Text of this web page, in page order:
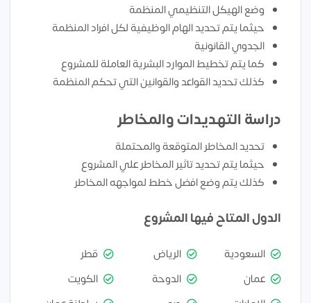
وضع الهيكل التنظيمي المنظمة
حيثما يتم تحديد الهام الوظيفية لكل افراد المنظمة
الجدوي القانونية
كما يتم تخطيط الموارد البشرية العاملة للمشروع
كذلك تحديد القواعد والقوانين التي تحكم المنظمة
دراسة التهديدات والمخاطر
تحديد المخاطر المتوقعة والمحتملة
حيثما يتم تحديد تاثير المخاطر علي المشروع
كذلك يتم وضع افضل خطط لمواجهه المخاطر
الدول المتاح فيها المشروع
السعودية الرياض
قطر
عمان
الدوحة
الكويت